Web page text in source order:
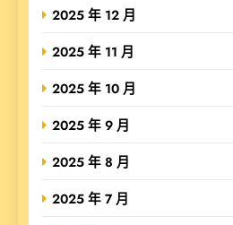
2025 年 12 月
2025 年 11 月
2025 年 10 月
2025 年 9 月
2025 年 8 月
2025 年 7 月